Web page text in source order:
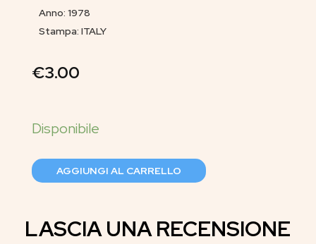
Anno: 1978
Stampa: ITALY
€3.00
AGGIUNGI AL CARRELLO
LASCIA UNA RECENSIONE